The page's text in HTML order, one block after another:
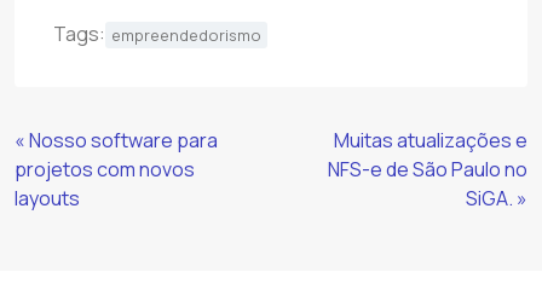
Tags: empreendedorismo
Continue
Lendo
« Nosso software para
projetos com novos
layouts
Muitas atualizações e
NFS-e de São Paulo no
SiGA. »